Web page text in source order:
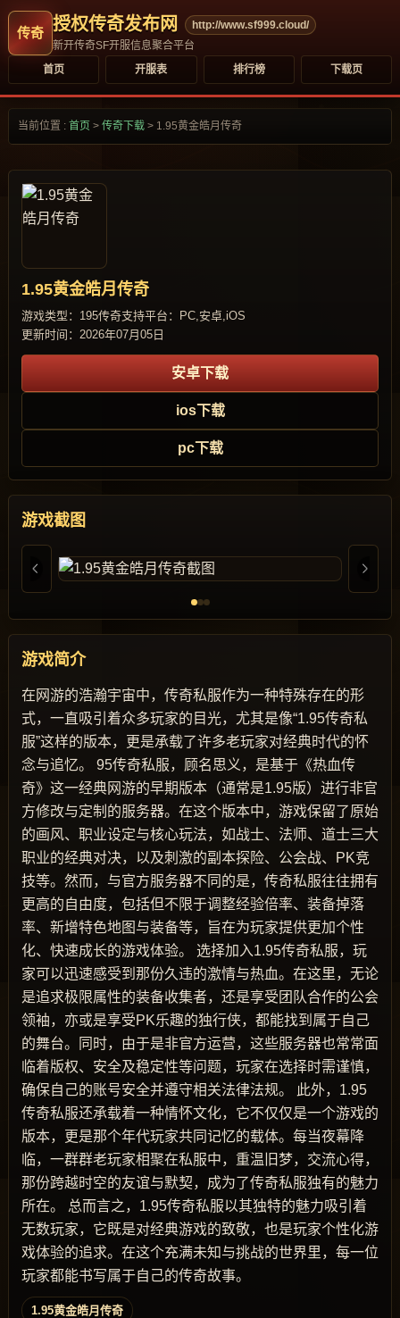
授权传奇发布网
http://www.sf999.cloud/
新开传奇SF开服信息聚合平台
首页
开服表 排行榜 下载页
当前位置 : 首页 > 传奇下载 > 1.95黄金皓月传奇
1.95黄金皓月传奇
游戏类型：195传奇支持平台：PC,安卓,iOS
更新时间：2026年07月05日
安卓下载
ios下载
pc下载
游戏截图
游戏简介
在网游的浩瀚宇宙中，传奇私服作为一种特殊存在的形
式，一直吸引着众多玩家的目光，尤其是像“1.95传奇私
服”这样的版本，更是承载了许多老玩家对经典时代的怀
念与追忆。 95传奇私服，顾名思义，是基于《热血传
奇》这一经典网游的早期版本（通常是1.95版）进行非官
方修改与定制的服务器。在这个版本中，游戏保留了原始
的画风、职业设定与核心玩法，如战士、法师、道士三大
职业的经典对决，以及刺激的副本探险、公会战、PK竞
技等。然而，与官方服务器不同的是，传奇私服往往拥有
更高的自由度，包括但不限于调整经验倍率、装备掉落
率、新增特色地图与装备等，旨在为玩家提供更加个性
化、快速成长的游戏体验。 选择加入1.95传奇私服，玩
家可以迅速感受到那份久违的激情与热血。在这里，无论
是追求极限属性的装备收集者，还是享受团队合作的公会
领袖，亦或是享受PK乐趣的独行侠，都能找到属于自己
的舞台。同时，由于是非官方运营，这些服务器也常常面
临着版权、安全及稳定性等问题，玩家在选择时需谨慎，
确保自己的账号安全并遵守相关法律法规。 此外，1.95
传奇私服还承载着一种情怀文化，它不仅仅是一个游戏的
版本，更是那个年代玩家共同记忆的载体。每当夜幕降
临，一群群老玩家相聚在私服中，重温旧梦，交流心得，
那份跨越时空的友谊与默契，成为了传奇私服独有的魅力
所在。 总而言之，1.95传奇私服以其独特的魅力吸引着
无数玩家，它既是对经典游戏的致敬，也是玩家个性化游
戏体验的追求。在这个充满未知与挑战的世界里，每一位
玩家都能书写属于自己的传奇故事。
1.95黄金皓月传奇